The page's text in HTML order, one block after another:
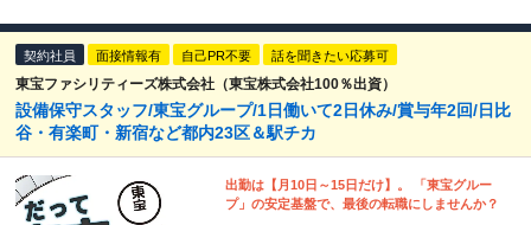
契約社員 面接情報有 自己PR不要 話を聞きたい応募可
東宝ファシリティーズ株式会社（東宝株式会社100％出資）
設備保守スタッフ/東宝グループ/1日働いて2日休み/賞与年2回/日比
谷・有楽町・新宿など都内23区＆駅チカ
出勤は【月10日～15日だけ】。 「東宝グルー
プ」の安定基盤で、最後の転職にしませんか？